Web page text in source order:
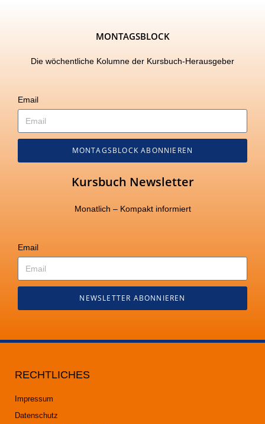
MONTAGSBLOCK
Die wöchentliche Kolumne der Kursbuch-Herausgeber
Email
MONTAGSBLOCK ABONNIEREN
Kursbuch Newsletter
Monatlich – Kompakt informiert
Email
NEWSLETTER ABONNIEREN
RECHTLICHES
Impressum
Datenschutz